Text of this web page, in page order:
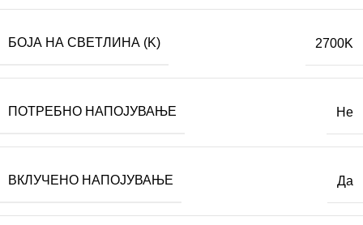
БОЈА НА СВЕТЛИНА (K) 2700K
ПОТРЕБНО НАПОЈУВАЊЕ Не
ВКЛУЧЕНО НАПОЈУВАЊЕ Да